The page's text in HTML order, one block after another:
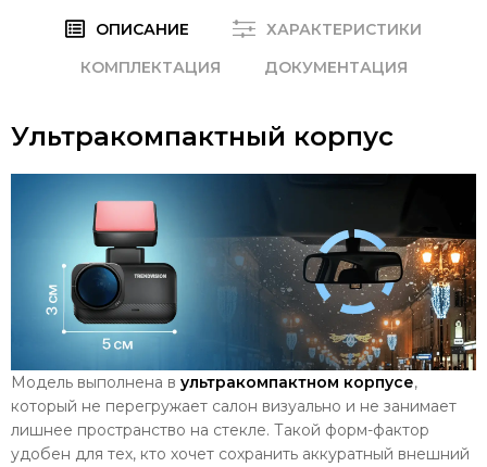
ОПИСАНИЕ
ХАРАКТЕРИСТИКИ
КОМПЛЕКТАЦИЯ
ДОКУМЕНТАЦИЯ
Ультракомпактный корпус
Модель выполнена в ультракомпактном корпусе,
который не перегружает салон визуально и не занимает
лишнее пространство на стекле. Такой форм-фактор
удобен для тех, кто хочет сохранить аккуратный внешний